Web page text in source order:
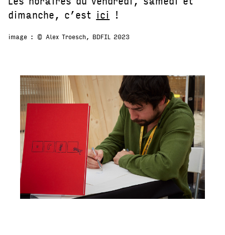
dimanche, c’est ici !
image : © Alex Troesch, BDFIL 2023